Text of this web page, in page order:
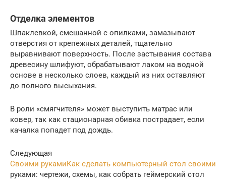
Отделка элементов
Шпаклевкой, смешанной с опилками, замазывают
отверстия от крепежных деталей, тщательно
выравнивают поверхность. После застывания состава
древесину шлифуют, обрабатывают лаком на водной
основе в несколько слоев, каждый из них оставляют
до полного высыхания.
В роли «смягчителя» может выступить матрас или
ковер, так как стационарная обивка пострадает, если
качалка попадет под дождь.
Следующая
Своими рукамиКак сделать компьютерный стол своими
руками: чертежи, схемы, как собрать геймерский стол